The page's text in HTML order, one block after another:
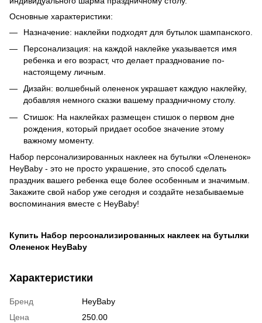
Основные характеристики:
Назначение: наклейки подходят для бутылок шампанского.
Персонализация: на каждой наклейке указывается имя
ребенка и его возраст, что делает празднование по-
настоящему личным.
Дизайн: волшебный олененок украшает каждую наклейку,
добавляя немного сказки вашему праздничному столу.
Стишок: На наклейках размещен стишок о первом дне
рождения, который придает особое значение этому
важному моменту.
Набор персонализированных наклеек на бутылки «Олененок»
HeyBaby - это не просто украшение, это способ сделать
праздник вашего ребенка еще более особенным и значимым.
Закажите свой набор уже сегодня и создайте незабываемые
воспоминания вместе с HeyBaby!
Купить Набор персонализированных наклеек на бутылки
Олененок HeyBaby
Характеристики
Бренд
HeyBaby
Цена
250.00